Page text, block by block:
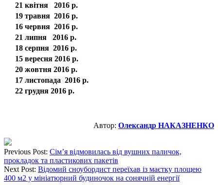
21 квітня 2016 р.
19 травня 2016 р.
16 червня 2016 р.
21 липня 2016 р.
18 серпня 2016 р.
15 вересня 2016 р.
20 жовтня 2016 р.
17 листопада 2016 р.
22 грудня 2016 р.
Автор: Олександр НАКАЗНЕНКО
Previous Post: Сім’я відмовилась від вушних паличок,
прокладок та пластикових пакетів
Next Post: Відомий сноубордист переїхав із маєтку площею
400 м2 у мініатюрний будиночок на сонячній енергії